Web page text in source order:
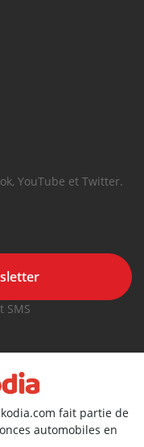
YouTube et Twitter.
SMS
fait partie de
automobiles en